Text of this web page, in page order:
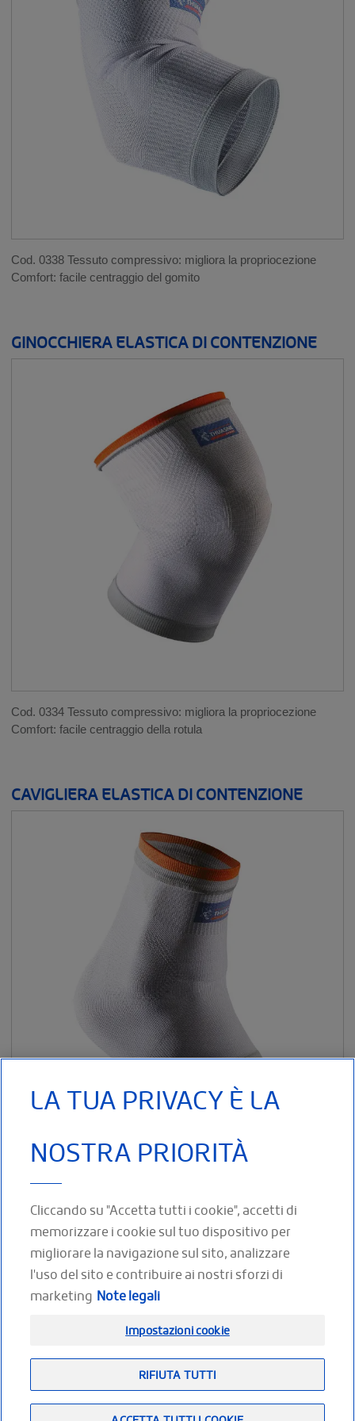
TUTORI GAMMA SPORT
Stabilità 1
Stabilità 2
Stabilità 3
Stabilità 4
INDUMENTI DI COMPRESSIONE PER LO
SPORT
HOME CARE: AUSILI PER LA VITA
MASCHERINE
Cod. 0338 Tessuto compressivo: migliora la propriocezione
Comfort: facile centraggio del gomito
GINOCCHIERA ELASTICA DI CONTENZIONE
Cod. 0334 Tessuto compressivo: migliora la propriocezione
Comfort: facile centraggio della rotula
CAVIGLIERA ELASTICA DI CONTENZIONE
Cod. 0333 Tessuto compressivo: migliora la propriocezione
Comfort: facile centraggio dei malleoli
SEGUICI SUI SOCIAL
Spazio partner Mappa del sito
Note legali
LA TUA PRIVACY È LA
NOSTRA PRIORITÀ
Cliccando su "Accetta tutti i cookie", accetti di
memorizzare i cookie sul tuo dispositivo per
migliorare la navigazione sul sito, analizzare
l'uso del sito e contribuire ai nostri sforzi di
marketing Note legali
Impostazioni cookie
RIFIUTA TUTTI